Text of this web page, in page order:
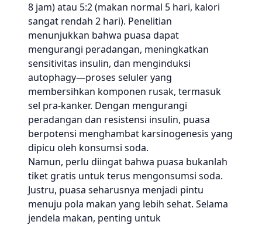
8 jam) atau 5:2 (makan normal 5 hari, kalori
sangat rendah 2 hari). Penelitian
menunjukkan bahwa puasa dapat
mengurangi peradangan, meningkatkan
sensitivitas insulin, dan menginduksi
autophagy—proses seluler yang
membersihkan komponen rusak, termasuk
sel pra-kanker. Dengan mengurangi
peradangan dan resistensi insulin, puasa
berpotensi menghambat karsinogenesis yang
dipicu oleh konsumsi soda.
Namun, perlu diingat bahwa puasa bukanlah
tiket gratis untuk terus mengonsumsi soda.
Justru, puasa seharusnya menjadi pintu
menuju pola makan yang lebih sehat. Selama
jendela makan, penting untuk